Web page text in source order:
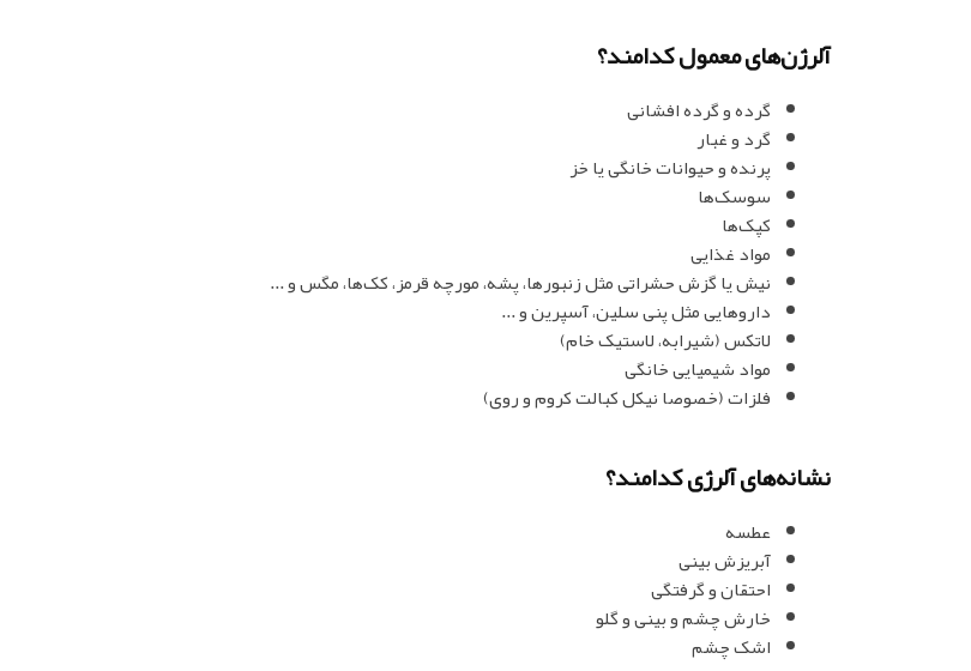
آلرژن‌های معمول کدامند؟
گرده و گرده افشانی
گرد و غبار
پرنده و حیوانات خانگی یا خز
سوسک‌ها
کپک‌ها
مواد غذایی
نیش یا گزش حشراتی مثل زنبورها، پشه، مورچه قرمز، کک‌ها، مگس و ...
داروهایی مثل پنی سلین، آسپرین و ...
لاتکس (شیرابه، لاستیک خام)
مواد شیمیایی خانگی
فلزات (خصوصا نیکل کبالت کروم و روی)
نشانه‌های آلرژی کدامند؟
عطسه
آبریزش بینی
احتقان و گرفتگی
خارش چشم و بینی و گلو
اشک چشم